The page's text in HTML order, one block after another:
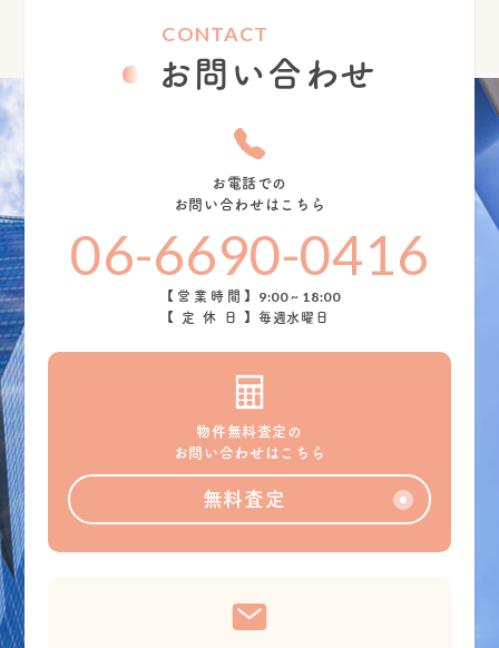
CONTACT
お問い合わせ
お電話での
お問い合わせはこちら
06-6690-0416
【営業時間】 9:00 ~ 18:00
【定休日】 毎週水曜日
物件無料査定の
お問い合わせはこちら
無料査定